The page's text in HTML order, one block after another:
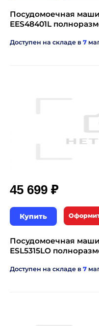
Посудомоечная
EES48401L
Доступен на складе в 7
45 699 ₽
Купить
Посудомоечная
ESL5315LO
Доступен на складе в 7